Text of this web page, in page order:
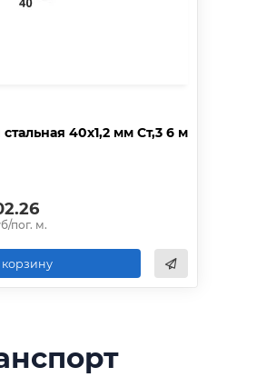
40х1,2 мм Ст,3 6 м
пог. м.
корзину